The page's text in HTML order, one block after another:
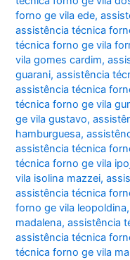
forno ge vila ede,
assistência técnica
técnica forno ge vila
vila gomes cardim,
guarani,assistência
assistência técnica
técnica forno ge vila
ge vila gustavo,
hamburguesa,
assistência técnica
técnica forno ge vila
vila isolina mazzei,
assistência técnica
forno ge vila leopoldina
madalena,assistência
assistência técnica
técnica forno ge vila